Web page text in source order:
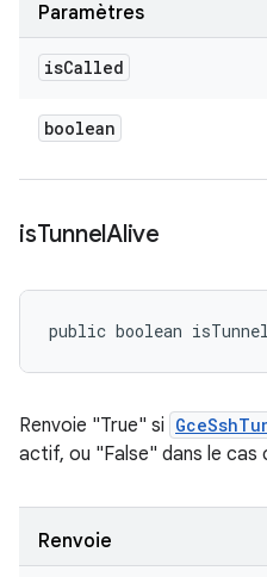
Paramètres
isCalled
boolean
isTunnelAlive
public boolean
Renvoie "True" si
actif, ou "False" dans le cas
Renvoie